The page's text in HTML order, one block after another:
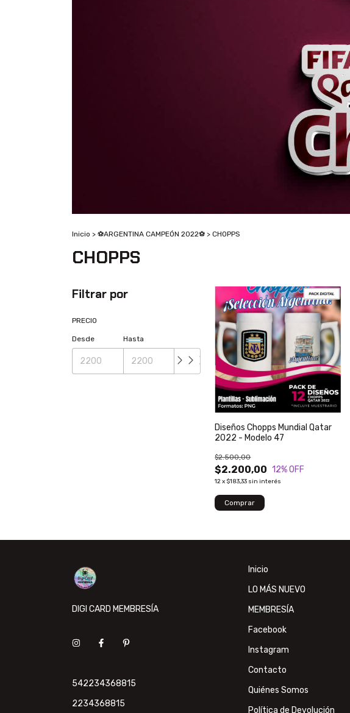
Inicio > ⚽ARGENTINA CAMPEÓN 2022⚽ > CHOPPS
CHOPPS
Filtrar por
PRECIO
Desde Hasta
Diseños Chopps Mundial Qatar
2022 - Modelo 47
$2.200,00
$2.500,00
12% OFF
12x $183,33 sin interés
DIGI CARD MEMBRESÍA
542234368815
2234368815
Inicio
LO MÁS NUEVO
MEMBRESÍA
Facebook
Instagram
Contacto
Quiénes Somos
Política de Devolución